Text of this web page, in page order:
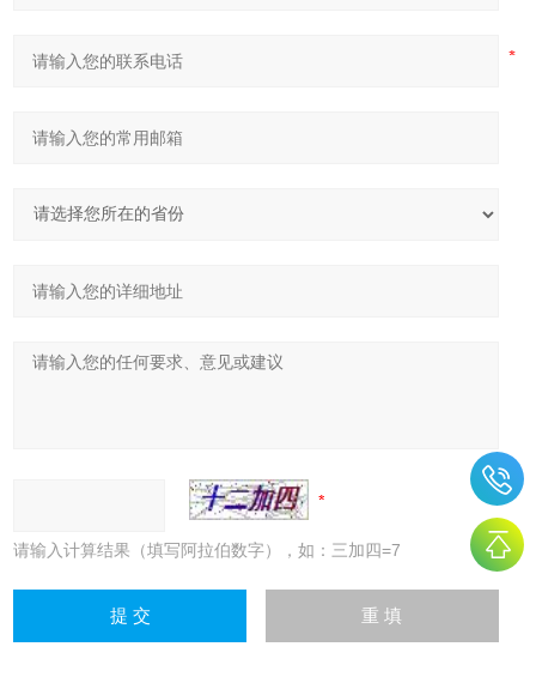
请输入计算结果（填写阿拉伯数字），如：三加四=7